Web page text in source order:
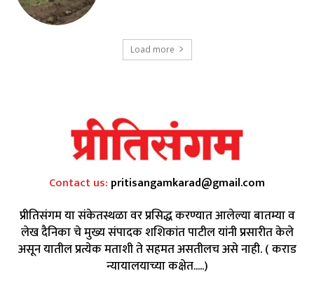
Load more
Contact us: pritisangamkarad@gmail.com
प्रीतिसंगम या संकेतस्थळा वर प्रसिद्ध करण्यात आलेल्या बातम्या व
लेख दैनिका चे मुख्य संपादक शशिकांत पाटील यांनी प्रसारीत केले
असून यातील प्रत्येक मताशी ते सहमत असतीलच असे नाही. ( कराड
न्यायालयाच्या कक्षेत.....)